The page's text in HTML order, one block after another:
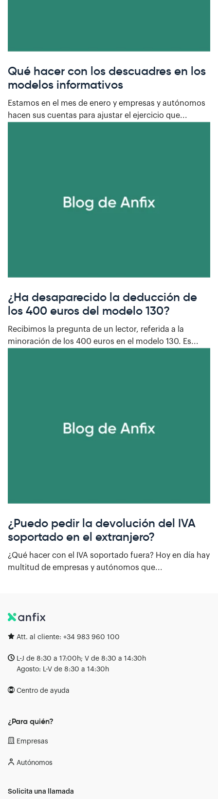
Qué hacer con los descuadres en los
modelos informativos
Estamos en el mes de enero y empresas y autónomos
hacen sus cuentas para ajustar el ejercicio que...
¿Ha desaparecido la deducción de
los 400 euros del modelo 130?
Recibimos la pregunta de un lector, referida a la
minoración de los 400 euros en el modelo 130. Es...
¿Puedo pedir la devolución del IVA
soportado en el extranjero?
¿Qué hacer con el IVA soportado fuera? Hoy en día hay
multitud de empresas y autónomos que...
Att. al cliente: +34 983 960 100
L-J de 8:30 a 17:00h; V de 8:30 a 14:30h
Agosto: L-V de 8:30 a 14:30h
Centro de ayuda
¿Para quién?
Empresas
Autónomos
Solicita una llamada